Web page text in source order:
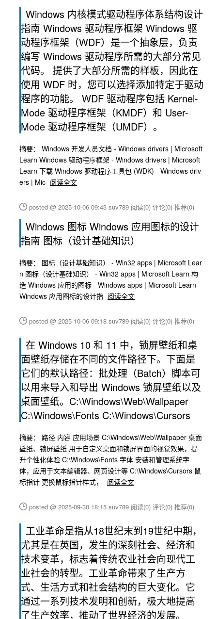
Windows 内核模式驱动程序体系结构设计
指南 Windows 驱动程序框架 Windows 驱
动程序框架（WDF）是一个抽象层，负责
编写 Windows 驱动程序所需的大部分常见
代码。 提供了大部分所需的样板，因此在
使用 WDF 时，您可以选择添加特定于驱动
程序的功能。 WDF 驱动程序包括 Kernel-
Mode 驱动程序框架（KMDF）和 User-
Mode 驱动程序框架（UMDF）。
摘要： Windows 开发人员文档 - Windows drivers | Microsoft
Learn Windows 驱动程序框架 - Windows drivers | Microsoft
Learn 下载 Windows 驱动程序工具包 (WDK) - Windows driv
ers | Mic 阅读全文
posted @ 2025-10-06 09:43 suv789 阅读(0) 评论(0) 推荐(0)
Windows 图标 Windows 应用图标的设计
指南 图标（设计基础知识）
摘要： 图标（设计基础知识） - Win32 apps | Microsoft Lear
n 图标（设计基础知识） - Win32 apps | Microsoft Learn 构
造 Windows 应用的图标 - Windows apps | Microsoft Learn
Windows 应用图标的设计指 阅读全文
posted @ 2025-10-06 09:18 suv789 阅读(0) 评论(0) 推荐(0)
在 Windows 10 和 11 中，锁屏壁纸和桌
面壁纸存储在不同的文件路径下。下面是
它们的默认路径：批处理（Batch）脚本可
以用来导入和导出 Windows 锁屏壁纸以及
桌面壁纸。C:\Windows\Web\Wallpaper
C:\Windows\Fonts C:\Windows\Cursors
摘要： 路径 内容 应用场景 C:\Windows\Web\Wallpaper 桌面
壁纸、锁屏壁纸 用于自定义桌面和锁屏界面的视觉效果，提
升个性化体验 C:\Windows\Fonts 字体 安装和管理系统字
体，应用于文本编辑器、网页设计等 C:\Windows\Cursors 鼠
标指针 更换鼠标指针样式，
阅读全文
posted @ 2025-09-30 18:15 suv789 阅读(0) 评论(0) 推荐(0)
工业革命是指从18世纪末到19世纪中期，
尤其是在英国，发生的深刻社会、经济和
技术变革，标志着传统农业社会向现代工
业社会的转型。工业革命带来了生产方
式、生活方式和社会结构的巨大变化。它
通过一系列技术发明和创新，极大地提高
了生产效率，推动了世界经济的发展。